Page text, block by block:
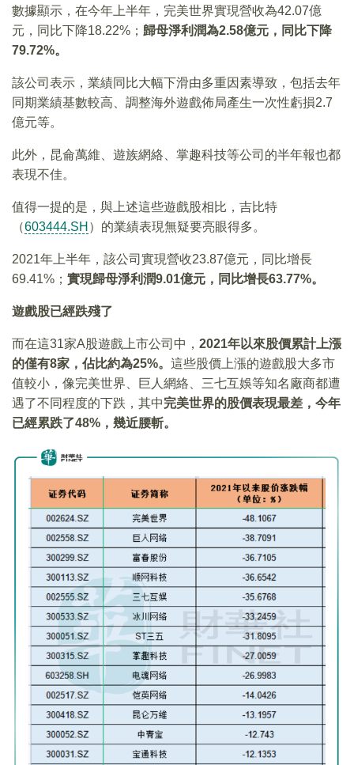
數據顯示，在今年上半年，完美世界實現營收為42.07億
元，同比下降18.22%； 歸母淨利潤為2.58億元，同比下降
79.72%。
該公司表示，業績同比大幅下滑由多重因素導致，包括去年
同期業績基數較高、調整海外遊戲佈局產生一次性虧損2.7
億元等。
此外，昆侖萬維、遊族網絡、掌趣科技等公司的半年報也都
表現不佳。
值得一提的是，與上述這些遊戲股相比，吉比特
（603444.SH ）的業績表現無疑要亮眼得多。
2021年上半年，該公司實現營收23.87億元，同比增長
69.41%； 實現歸母淨利潤9.01億元，同比增長63.77%。
遊戲股已經跌殘了
而在這31家A股遊戲上市公司中， 2021年以來股價累計上漲
的僅有8家，佔比約為25%。 這些股價上漲的遊戲股大多市
值較小，像完美世界、巨人網絡、三七互娛等知名廠商都遭
遇了不同程度的下跌，其中完美世界的股價表現最差，今年
已經累跌了48% ，幾近腰斬。